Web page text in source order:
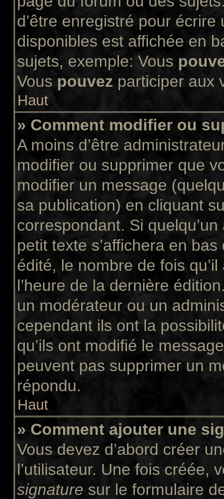
d’être enregistré pour
disponibles est affichée en
sujets, exemple: Vous
Vous pouvez participer aux
Haut
» Comment modifier ou
A moins d’être
modifier ou supprimer que
modifier un message
sa publication) en cliquant
correspondant. Si
petit texte s’affichera en
édité, le nombre de fois
l’heure de la dernière
un modérateur ou un
cependant ils ont la
qu’ils ont modifié le
peuvent pas supprimer un
répondu.
Haut
» Comment ajouter une
Vous devez d’abord créer
l’utilisateur. Une fois créée,
signature sur le formulaire